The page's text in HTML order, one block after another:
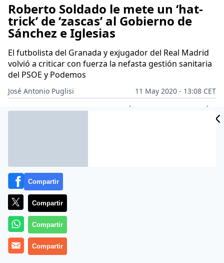
Roberto Soldado le mete un ‘hat-
trick’ de ‘zascas’ al Gobierno de
Sánchez e Iglesias
El futbolista del Granada y exjugador del Real Madrid
volvió a criticar con fuerza la nefasta gestión sanitaria
del PSOE y Podemos
José Antonio Puglisi
11 May 2020 - 13:08 CET
Archivado en: CIENCIA DEPORTES FÚTBOL POLÍTICA
Compartir
Compartir
Compartir
Compartir